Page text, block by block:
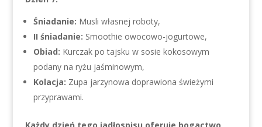
Śniadanie: Musli własnej roboty,
II śniadanie: Smoothie owocowo-jogurtowe,
Obiad: Kurczak po tajsku w sosie kokosowym
podany na ryżu jaśminowym,
Kolacja: Zupa jarzynowa doprawiona świeżymi
przyprawami.